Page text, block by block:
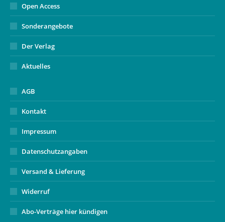
Open Access
Sonderangebote
Der Verlag
Aktuelles
AGB
Kontakt
Impressum
Datenschutzangaben
Versand & Lieferung
Widerruf
Abo-Verträge hier kündigen